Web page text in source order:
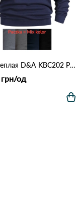
Кофта теплая D&A KBC202 Различные цвета
од